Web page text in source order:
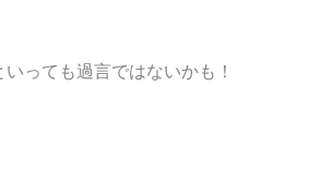
っても過言ではないかも！